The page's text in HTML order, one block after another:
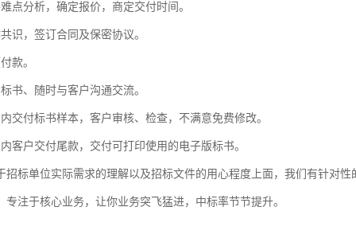
点分析，确定报价，商定交付时间。
识，签订合同及保密协议。
款。
书、随时与客户沟通交流。
交付标书样本，客户审核、检查，不满意免费修改。
客户交付尾款，交付可打印使用的电子版标书。
招标单位实际需求的理解以及招标文件的用心程度上面，我们有针对
专注于核心业务，让你业务突飞猛进，中标率节节提升。